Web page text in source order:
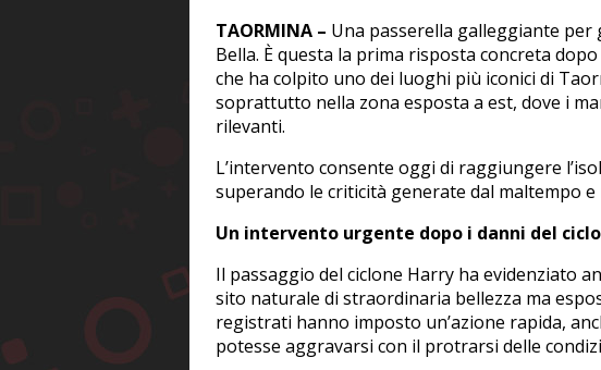
TAORMINA – Una passerella galleggiante per
Bella. È questa la prima risposta concreta
che ha colpito uno dei luoghi più iconici di
soprattutto nella zona esposta a est, dove i
rilevanti.
L’intervento consente oggi di raggiungere
superando le criticità generate dal maltempo
Un intervento urgente dopo i danni del
Il passaggio del ciclone Harry ha evidenziato
sito naturale di straordinaria bellezza ma
registrati hanno imposto un’azione rapida,
potesse aggravarsi con il protrarsi delle